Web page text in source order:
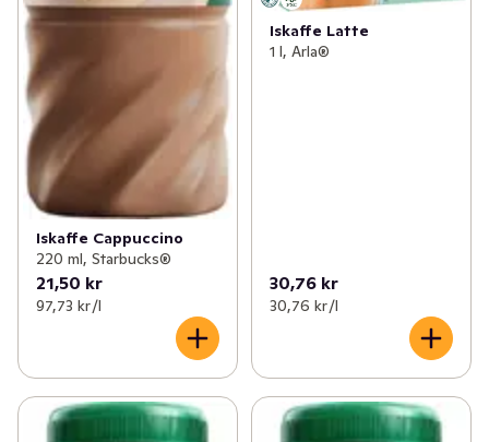
Iskaffe Cappuccino
220 ml, Starbucks®
21,50 kr
97,73 kr /l
Iskaffe Latte
1 l, Arla®
30,76 kr
30,76 kr /l